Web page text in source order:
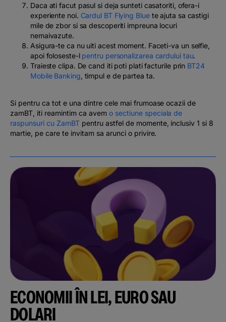
Daca ati facut pasul si deja sunteti casatoriti, ofera-i
experiente noi. Cardul BT Flying Bluete ajuta sa castigi
mile de zbor si sa descoperiti impreuna locuri
nemaivazute.
Asigura-te ca nu uiti acest moment. Faceti-va un selfie,
apoi foloseste-l pentru personalizarea cardului tau.
Traieste clipa. De cand iti poti plati facturile prin BT24
Mobile Banking , timpul e de partea ta.
Si pentru ca tot e una dintre cele mai frumoase ocazii de
zamBT, iti reamintim ca avem o sectiune speciala de
raspunsuri cu ZamBTpentru astfel de momente, inclusiv 1 si 8
martie, pe care te invitam sa arunci o privire.
ECONOMII ÎN LEI, EURO SAU
DOLARI